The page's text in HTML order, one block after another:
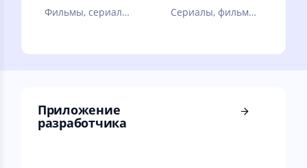
Фильмы, сериалы
Сериалы, фильмы,
Приложение
разработчика ⠀